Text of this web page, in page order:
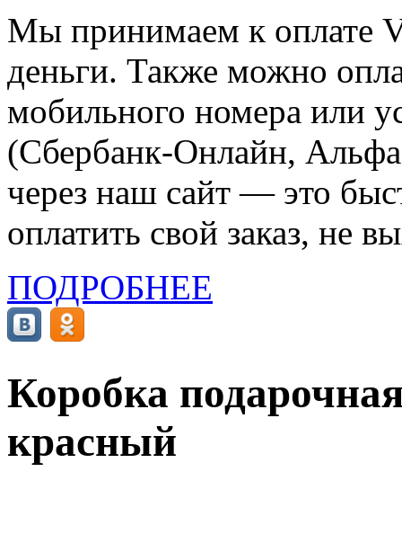
Мы принимаем к оплате
деньги. Также можно
мобильного номера или
(Сбербанк-Онлайн,
через наш сайт — это
оплатить свой заказ, не
ПОДРОБНЕЕ
Коробка
красный